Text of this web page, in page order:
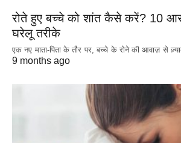
रोते हुए बच्चे को शांत कैसे करें? 10
घरेलू तरीके
एक नए माता-पिता के तौर पर, बच्चे के रोने की आवाज़ से
9 months ago